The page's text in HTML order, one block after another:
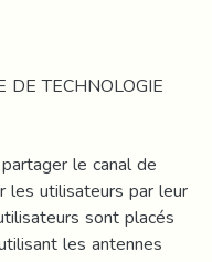
DE TECHNOLOGIE
le canal de
les utilisateurs par leur
sont placés
les antennes